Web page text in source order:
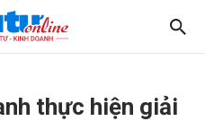
thực hiện giải